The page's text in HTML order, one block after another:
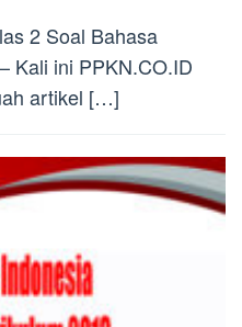
2 Soal Bahasa
Kali ini PPKN.CO.ID
artikel […]